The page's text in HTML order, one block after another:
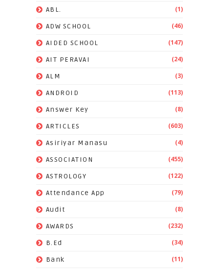
ABL. (1)
ADW SCHOOL (46)
AIDED SCHOOL (147)
AIT PERAVAI (24)
ALM (3)
ANDROID (113)
Answer Key (8)
ARTICLES (603)
Asiriyar Manasu (4)
ASSOCIATION (455)
ASTROLOGY (122)
Attendance App (79)
Audit (8)
AWARDS (232)
B.Ed (34)
Bank (11)